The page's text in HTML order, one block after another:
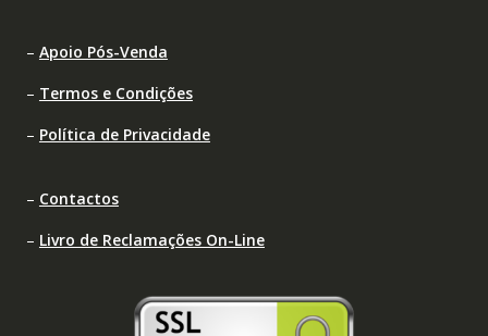
– Apoio Pós-Venda
– Termos e Condições
– Política de Privacidade
– Contactos
– Livro de Reclamações On-Line